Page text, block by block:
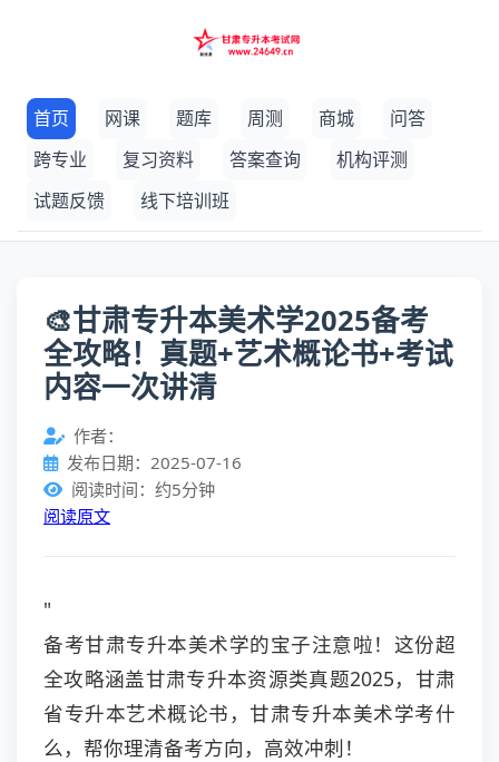
首页 网课 题库 周测 商城
问答
跨专业
复习资料 答案查询
机构评测
试题反馈
线下培训班
🎨甘肃专升本美术学2025备考
全攻略！真题+艺术概论书+考试
内容一次讲清
作者：
发布日期：2025-07-16
阅读时间：约5分钟
阅读原文
"
备考甘肃专升本美术学的宝子注意啦！这份超
全攻略涵盖甘肃专升本资源类真题2025，甘肃
省专升本艺术概论书，甘肃专升本美术学考什
么，帮你理清备考方向，高效冲刺！